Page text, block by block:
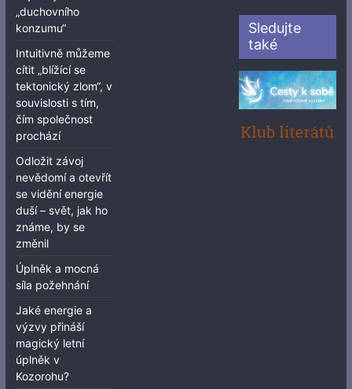
„duchovního
konzumu“
Intuitivně můžeme
cítit „blížící se
tektonický zlom“, v
souvislosti s tím,
čím společnost
prochází
Odložit závoj
nevědomí a otevřít
se vidění energie
duší – svět, jak ho
známe, by se
změnil
Úplněk a mocná
síla požehnání
Jaké energie a
výzvy přináší
magický letní
úplněk v
Kozorohu?
Sledujte
také